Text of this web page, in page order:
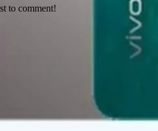
to comment!